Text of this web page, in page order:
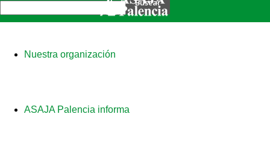
Nuestra organización
ASAJA Palencia informa